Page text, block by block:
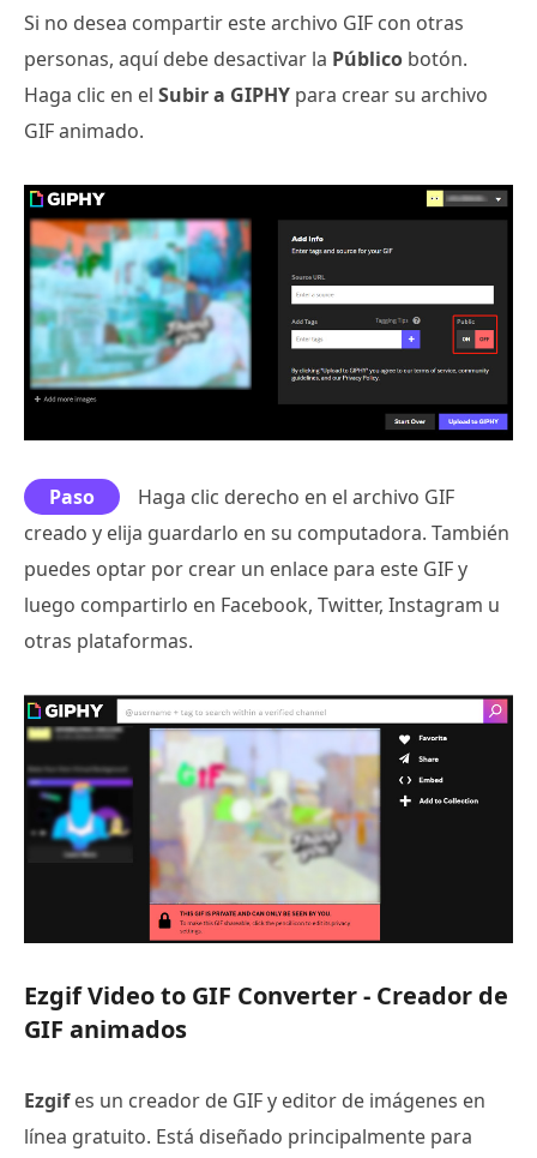
Si no desea compartir este archivo GIF con otras
personas, aquí debe desactivar la Público botón.
Haga clic en el Subir a GIPHY para crear su archivo
GIF animado.
Paso
Haga clic derecho en el archivo GIF
creado y elija guardarlo en su computadora. También
puedes optar por crear un enlace para este GIF y
luego compartirlo en Facebook, Twitter, Instagram u
otras plataformas.
Ezgif Video to GIF Converter - Creador de
GIF animados
Ezgifes un creador de GIF y editor de imágenes en
línea gratuito. Está diseñado principalmente para